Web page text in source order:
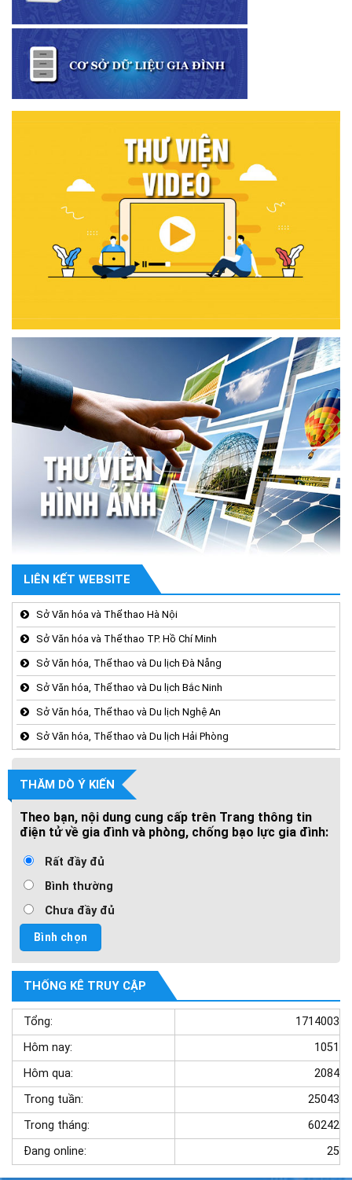
LIÊN KẾT WEBSITE
Sở Văn hóa và Thể thao Hà Nội
Sở Văn hóa và Thể thao TP. Hồ Chí Minh
Sở Văn hóa, Thể thao và Du lịch Đà Nẵng
Sở Văn hóa, Thể thao và Du lịch Bắc Ninh
Sở Văn hóa, Thể thao và Du lịch Nghệ An
Sở Văn hóa, Thể thao và Du lịch Hải Phòng
THĂM DÒ Ý KIẾN
Theo bạn, nội dung cung cấp trên Trang thông tin
điện tử về gia đình và phòng, chống bạo lực gia đình:
Rất đầy đủ
Bình thường
Chưa đầy đủ
THỐNG KÊ TRUY CẬP
Tổng:
1714003
Hôm nay:
1051
Hôm qua:
2084
Trong tuần:
25043
Trong tháng:
60242
Đang online:
25